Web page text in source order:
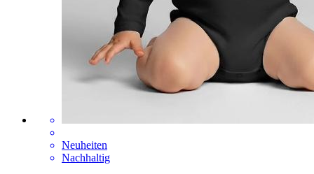
Neuheiten
Nachhaltig